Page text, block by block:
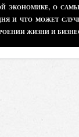
ЭКОНОМИКЕ, О
И ЧТО МОЖЕТ
ЖИЗНИ И